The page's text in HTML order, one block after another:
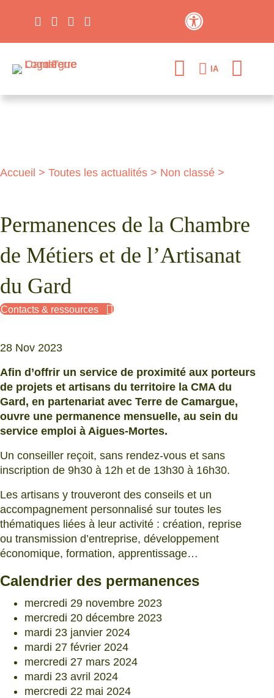
IA
Accueil > Toutes les actualités > Non classé >
Permanences de la Chambre
de Métiers et de l’Artisanat
du Gard
Contacts & ressources
28 Nov 2023
Afin d’offrir un service de proximité aux porteurs
de projets et artisans du territoire la CMA du
Gard, en partenariat avec Terre de Camargue,
ouvre une permanence mensuelle, au sein du
service emploi à Aigues-Mortes.
Un conseiller reçoit, sans rendez-vous et sans
inscription de 9h30 à 12h et de 13h30 à 16h30.
Les artisans y trouveront des conseils et un
accompagnement personnalisé sur toutes les
thématiques liées à leur activité : création, reprise
ou transmission d’entreprise, développement
économique, formation, apprentissage…
Calendrier des permanences
mercredi 29 novembre 2023
mercredi 20 décembre 2023
mardi 23 janvier 2024
mardi 27 février 2024
mercredi 27 mars 2024
mardi 23 avril 2024
mercredi 22 mai 2024